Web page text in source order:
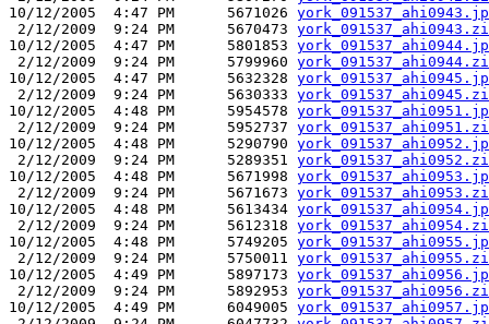
10/12/2005  4:47 PM      5671026
2/12/2009  9:24 PM      5670473
10/12/2005  4:47 PM      5801853
2/12/2009  9:24 PM      5799960
10/12/2005  4:47 PM      5632328
2/12/2009  9:24 PM      5630333
10/12/2005  4:48 PM      5954578
2/12/2009  9:24 PM      5952737
10/12/2005  4:48 PM      5290790
2/12/2009  9:24 PM      5289351
10/12/2005  4:48 PM      5671998
2/12/2009  9:24 PM      5671673
10/12/2005  4:48 PM      5613434
2/12/2009  9:24 PM      5612318
10/12/2005  4:48 PM      5749205
2/12/2009  9:24 PM      5750011
10/12/2005  4:49 PM      5897173
2/12/2009  9:24 PM      5892953
10/12/2005  4:49 PM      6049005